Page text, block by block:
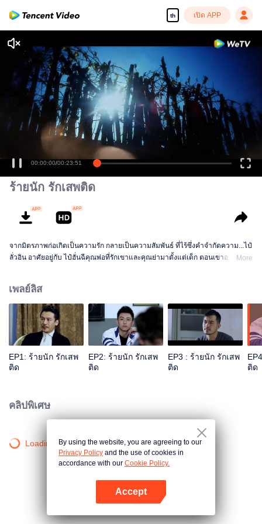
th เปิด APP
00:00:01/00:23:51
ร้ายนัก รักเสพติด
จากมิตรภาพก่อเกิดเป็นความรัก กลายเป็นความสัมพันธ์ ที่ไร้ซึ่งคำจำกัดความ...ไป๋
ลั่วอิน อาศัยอยู่กับ ไป๋ฮั่นฉีคุณพ่อที่รักเขาและคุณย่ามาตั้งแต่เด็ก ตอนเขาอายุ 16 ปี
ก็นำสองพี่น้องบุญธรรมที่ต่างก็มีนิสัยใจคอและไม่ค่อยจะสบอารมณ์มาพบกันใน
โรงเรียนมัธยมปลายของกรุงปักกิ่ง โดยตอนแรกต่างก็ไม่รู้ว่าอีกฝ่ายเป็นใครมาก่อน
เวลาผ่านไป ทั้งคู่ก็เริ่มพัฒนาความรู้สึกที่มีต่อกันไปเรื่อยๆ ตามแบบที่ต่างกัน ขณะที่
สองเพื่อนร่วมห้อง โหยวฉีและ หยางเหมิ่งก็มีส่วนช่วยให้ความสัมพันธ์ของทั้งคู่ก่อ
ร่างสร้างตัวด้วย มิตรภาพของพวกเขาทั้ง4คนจะสวยงามและน่าประทับใจขนาด
ไหน โปรดติดตาม...
More
เพลย์ลิส
EP1: ร้ายนัก รักเสพ
ติด
EP2: ร้ายนัก รักเสพ
ติด
EP3 : ร้ายนัก รักเสพ
ติด
ติด
คลิปพิเศษ
Loading…By using the website, you are agreeing to our
Privacy Policy and the use of cookies in
accordance with our Cookie Policy.
Accept